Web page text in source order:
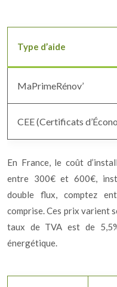
Type d’aide
MaPrimeRénov’
CEE (Certificats
En France, le coût
entre 300€ et 600€,
double flux, comptez
comprise. Ces prix varient
taux de TVA est de
énergétique.